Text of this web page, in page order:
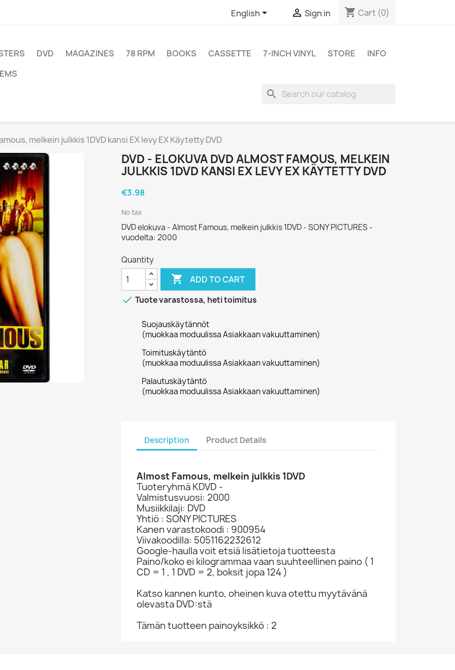
English  Sign in shopping_cart Cart (0)
DVD MAGAZINES 78 RPM BOOKS CASSETTE 7-INCH VINYL STORE
INFO
search
melkein julkkis 1DVD kansi EX levy EX Käytetty DVD
DVD - ELOKUVA DVD ALMOST FAMOUS, MELKEIN
JULKKIS 1DVD KANSI EX LEVY EX KÄYTETTY DVD
€3.98
No tax
DVD elokuva - Almost Famous, melkein julkkis 1DVD - SONY PICTURES -
vuodelta: 2000
Quantity
 ADD TO CART
 Tuote varastossa, heti toimitus
Suojauskäytännöt
(muokkaa moduulissa Asiakkaan vakuuttaminen)
Toimituskäytäntö
(muokkaa moduulissa Asiakkaan vakuuttaminen)
Palautuskäytäntö
(muokkaa moduulissa Asiakkaan vakuuttaminen)
Description Product Details
Almost Famous, melkein julkkis 1DVD
Tuoteryhmä KDVD -
Valmistusvuosi: 2000
Musiikkilaji: DVD
Yhtiö : SONY PICTURES
Kanen varastokoodi : 900954
Viivakoodilla: 5051162232612
Google-haulla voit etsiä lisätietoja tuotteesta
Paino/koko ei kilogrammaa vaan suuhteellinen paino ( 1
CD = 1 , 1 DVD = 2, boksit jopa 124 )
Katso kannen kunto, oheinen kuva otettu myytävänä
olevasta DVD:stä
Tämän tuotteen painoyksikkö : 2